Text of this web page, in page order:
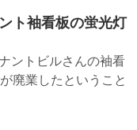
ト袖看板の蛍光灯
ントビルさんの袖看
廃業したということ